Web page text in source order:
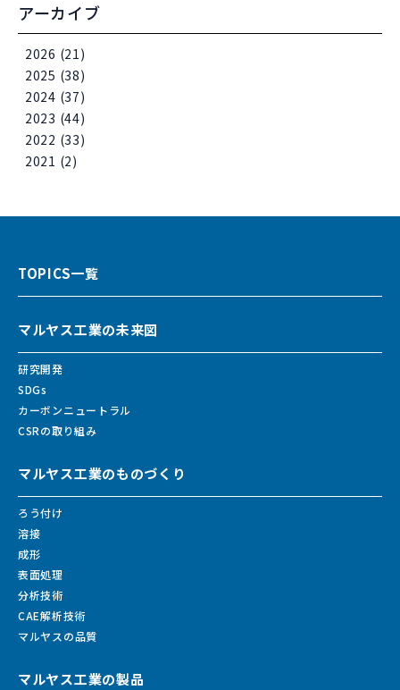
アーカイブ
2026 (21)
2025 (38)
2024 (37)
2023 (44)
2022 (33)
2021 (2)
TOPICS一覧
マルヤス工業の未来図
研究開発
SDGs
カーボンニュートラル
CSRの取り組み
マルヤス工業のものづくり
ろう付け
溶接
成形
表面処理
分析技術
CAE解析技術
マルヤスの品質
マルヤス工業の製品